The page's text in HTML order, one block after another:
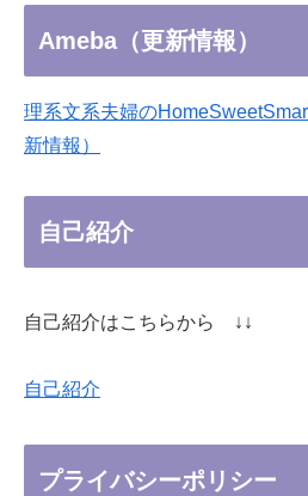
Ameba（更新情報）
理系文系夫婦の
新情報）
自己紹介
自己紹介はこちらから ↓↓
自己紹介
プライバシーポリシー